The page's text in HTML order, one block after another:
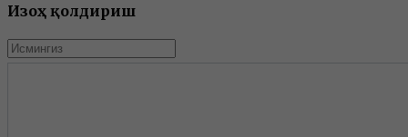
Изоҳ қолдириш